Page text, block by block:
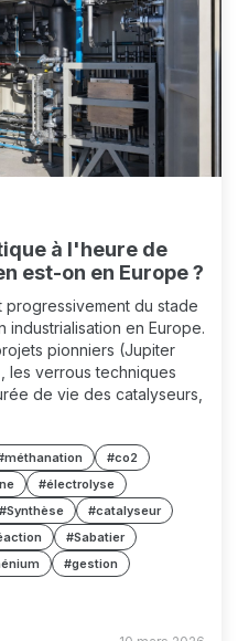
à l'heure de
est-on en Europe ?
progressivement du stade
en Europe.
pionniers (Jupiter
les verrous techniques
de vie des catalyseurs,
#co2
#électrolyse
#Synthèse
#catalyseur
#Sabatier
#gestion